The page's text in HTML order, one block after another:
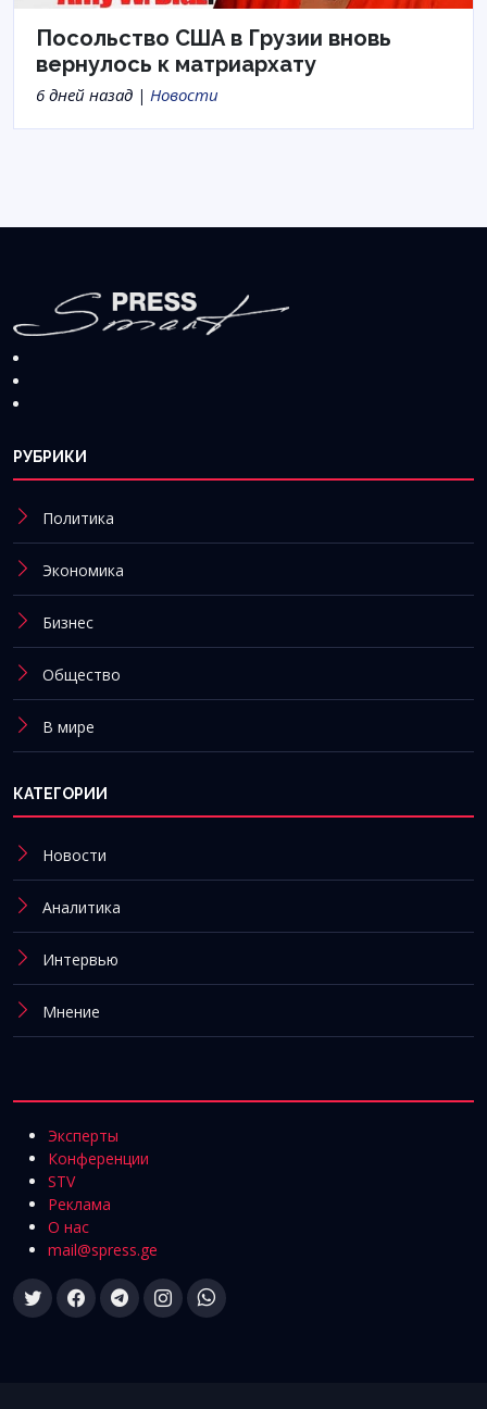
Посольство США в Грузии вновь
вернулось к матриархату
6 дней назад | Новости
РУБРИКИ
Политика
Экономика
Бизнес
Общество
В мире
КАТЕГОРИИ
Новости
Аналитика
Интервью
Мнение
Эксперты
Конференции
STV
Реклама
О нас
mail@spress.ge